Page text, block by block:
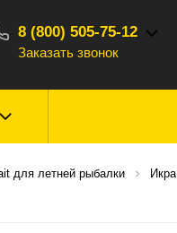
8 (800) 505-75-12
Заказать звонок
ароматизаторы
для летней рыбалки